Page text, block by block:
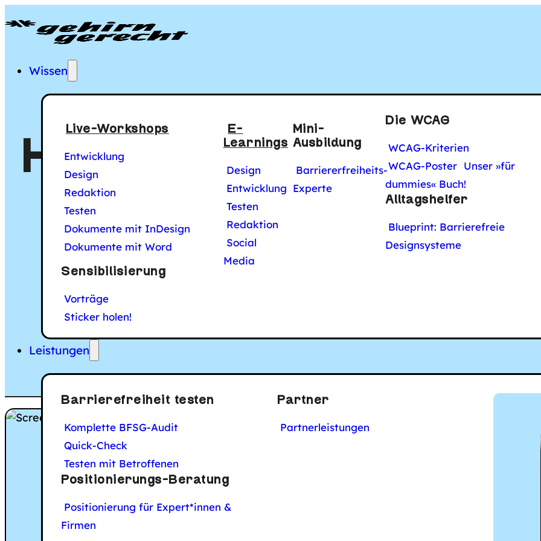
Gehirngerecht Digital
Hauptmenü
Wissen
Live-Workshops
Entwicklung
Design
Redaktion
Testen
Dokumente mit InDesign
Dokumente mit Word
Sensibilisierung
Vorträge
Sticker holen!
E-
Learnings
Design
Entwicklung
Testen
Redaktion
Social
Media
Mini-
Ausbildung
Barriererfreiheits-
Experte
Die WCAG
WCAG-Kriterien
WCAG-Poster Unser »für
dummies« Buch!
Alltagshelfer
Blueprint: Barrierefreie
Designsysteme
Leistungen
Barrierefreiheit testen
Komplette BFSG-Audit
Quick-Check
Testen mit Betroffenen
Positionierungs-Beratung
Positionierung für Expert*innen &
Firmen
Partner
Partnerleistungen
Hilfreiche Tools und
für digitale
Die folgende Liste von Tools und Werkzeugen hilft dir beim